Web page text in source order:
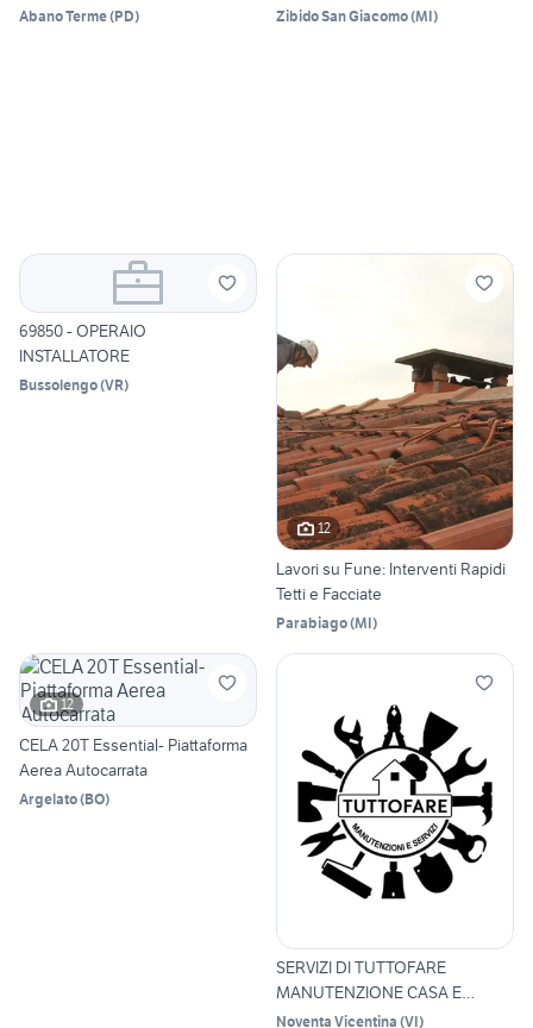
Abano Terme(PD) Zibido San Giacomo(MI)
69850 - OPERAIO
INSTALLATORE
Bussolengo(VR)
12
Lavori su Fune: Interventi Rapidi
Tetti e Facciate
Parabiago(MI)
12
CELA 20T Essential- Piattaforma
Aerea Autocarrata
Argelato(BO)
SERVIZI DI TUTTOFARE
MANUTENZIONE CASA E
GIARDINO
Noventa Vicentina (VI)